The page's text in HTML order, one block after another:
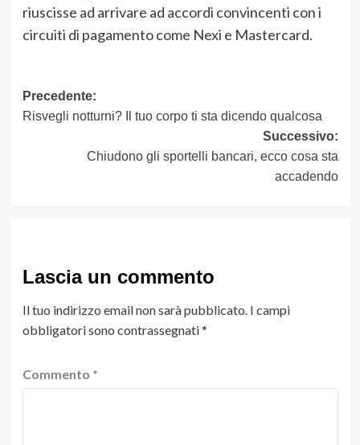
riuscisse ad arrivare ad accordi convincenti con i
circuiti di pagamento come Nexi e Mastercard.
Navigazione
articolo
Precedente:
Risvegli notturni? Il tuo corpo ti sta dicendo qualcosa
Successivo:
Chiudono gli sportelli bancari, ecco cosa sta
accadendo
Lascia un commento
Il tuo indirizzo email non sarà pubblicato. I campi
obbligatori sono contrassegnati*
Commento *